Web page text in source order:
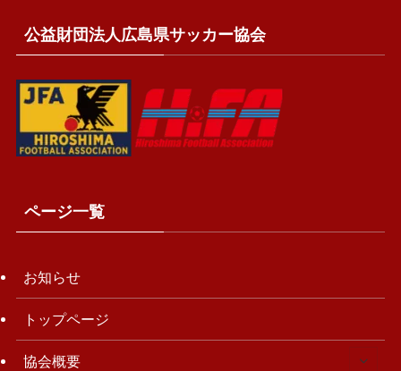
公益財団法人広島県サッカー協会
ページ一覧
お知らせ
トップページ
協会概要